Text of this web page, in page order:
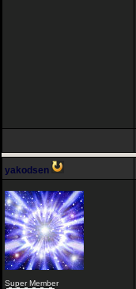
yakodsen
Super Member